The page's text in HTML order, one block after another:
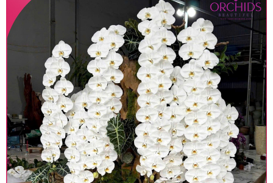
Lưu ý trước khi đặt hàng
• Về cây hoa: Một chậu hoa lan hồ điệp đẹp và
hoàn chỉnh sẽ được phối ghép từ nhiều cây hoa
và tạo dáng hoàn toàn thủ công nên có thể sẽ
khác nhau đôi chút giữa sản phẩm thực tế và